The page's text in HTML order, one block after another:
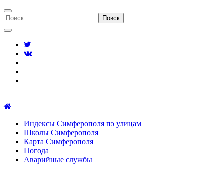
Перейти
к
навигации
Перейти
к
содержимому
Поиск:
Индексы Симферополя по улицам
Школы Симферополя
Карта Симферополя
Погода
Аварийные службы